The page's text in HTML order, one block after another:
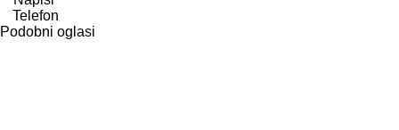
Telefon
Podobni oglasi